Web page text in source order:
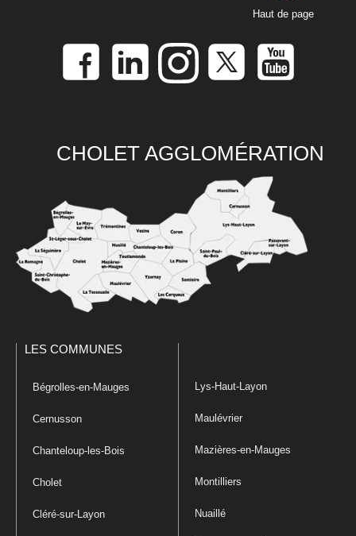
Haut de page
CHOLET AGGLOMÉRATION
LES COMMUNES
Bégrolles-en-Mauges
Cernusson
Chanteloup-les-Bois
Cholet
Cléré-sur-Layon
Lys-Haut-Layon
Maulévrier
Mazières-en-Mauges
Montilliers
Nuaillé